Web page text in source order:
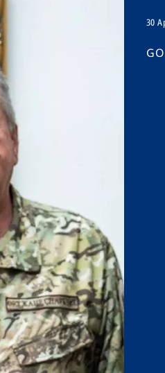
30